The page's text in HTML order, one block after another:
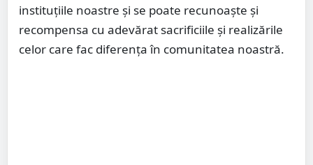
instituțiile noastre și se poate recunoaște și
recompensa cu adevărat sacrificiile și realizările
celor care fac diferența în comunitatea noastră.